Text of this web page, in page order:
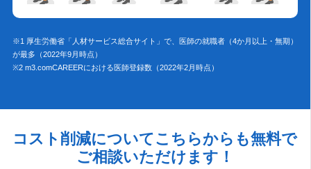
※1 厚生労働省「人材サービス総合サイト」で、医師の就職者（4か月以上・無期）
が最多（2022年9月時点）
※2 m3.comCAREERにおける医師登録数（2022年2月時点）
コスト削減についてこちらからも無料で
ご相談いただけます！